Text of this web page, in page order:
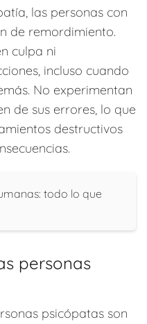
las personas con
de remordimiento.
culpa ni
incluso cuando
No experimentan
de sus errores, lo que
destructivos
todo lo que
personas
psicópatas son